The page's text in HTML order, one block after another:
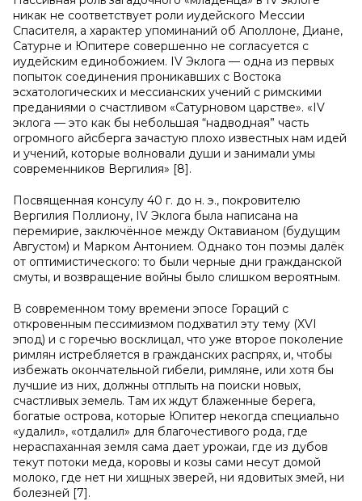
никак не соответствует роли иудейского Мессии
Спасителя, а характер упоминаний об Аполлоне, Диане,
Сатурне и Юпитере совершенно не согласуется с
иудейским единобожием. IV Эклога — одна из первых
попыток соединения проникавших с Востока
эсхатологических и мессианских учений с римскими
преданиями о счастливом «Сатурновом царстве». «IV
эклога — это как бы небольшая “надводная” часть
огромного айсберга зачастую плохо известных нам идей
и учений, которые волновали души и занимали умы
современников Вергилия» [8].
Посвященная консулу 40 г. до н. э., покровителю
Вергилия Поллиону, IV Эклога была написана на
перемирие, заключённое между Октавианом (будущим
Августом) и Марком Антонием. Однако тон поэмы далёк
от оптимистического: то были черные дни гражданской
смуты, и возвращение войны было слишком вероятным.
В современном тому времени эпосе Гораций с
откровенным пессимизмом подхватил эту тему (XVI
эпод) и с горечью восклицал, что уже второе поколение
римлян истребляется в гражданских распрях, и, чтобы
избежать окончательной гибели, римляне, или хотя бы
лучшие из них, должны отплыть на поиски новых,
счастливых земель. Там их ждут блаженные берега,
богатые острова, которые Юпитер некогда специально
«удалил», «отдалил» для благочестивого рода, где
нераспаханная земля сама дает урожаи, где из дубов
текут потоки меда, коровы и козы сами несут домой
молоко, где нет ни хищных зверей, ни ядовитых змей, ни
болезней [7].